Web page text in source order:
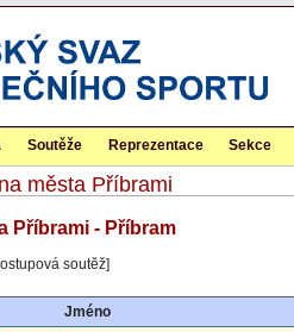
Soutěže Reprezentace Sekce
města Příbrami
Příbrami - Příbram
soutěž]
Jméno